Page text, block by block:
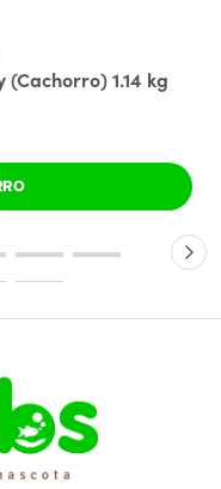
1.14 kg